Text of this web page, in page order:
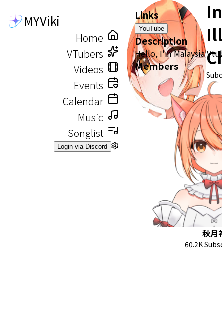
MYViki
Home
VTubers
Videos
Events
Calendar
Music
Songlist
Login via Discord
Links
YouTube
Description
Hello, I'm Malaysia
Members
秋月
60.2K